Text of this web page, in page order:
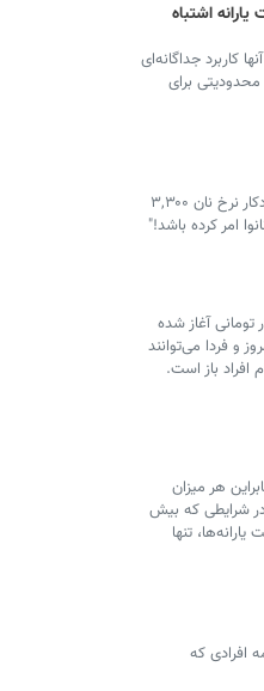
اشتباه
کاربرد جداگانه‌ای
برای
"اگر دولت در نرخ نان آزاد مداخله نکند، طبق قانون عرضه و تقاضا به صورت خودکار نرخ نان ۳,۳۰۰
طرح هدفمندسازی یارانه‌ها برای دریافت یارانه ۳۰۰ و ۴۰۰ هزار تومانی آغاز شده
و فردا می‌توانند
هر میزان
شرایطی که بیش
تنها
افرادی که